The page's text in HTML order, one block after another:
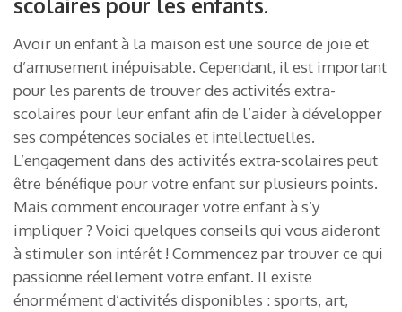
Avoir un enfant à la maison est une source de joie et
d’amusement inépuisable. Cependant, il est important
pour les parents de trouver des activités extra-
scolaires pour leur enfant afin de l’aider à développer
ses compétences sociales et intellectuelles.
L’engagement dans des activités extra-scolaires peut
être bénéfique pour votre enfant sur plusieurs points.
Mais comment encourager votre enfant à s’y
impliquer ? Voici quelques conseils qui vous aideront
à stimuler son intérêt ! Commencez par trouver ce qui
passionne réellement votre enfant. Il existe
énormément d’activités disponibles : sports, art,